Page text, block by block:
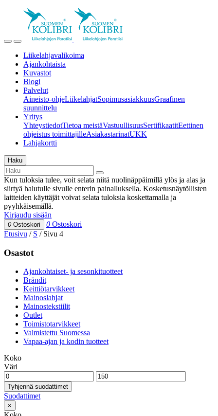
Liikelahjavalikoima
Ajankohtaista
Kuvastot
Blogi
Palvelut
Aineisto-ohjeLiikelahjatSopimusasiakkuusGraafinen
suunnittelu
Yritys
YhteystiedotTietoa meistäVastuullisuusSertifikaatitEettinen
ohjeistus toimittajilleAsiakastarinatUKK
Lahjakortti
Haku
Kun tuloksia tulee, voit selata niitä nuolinäppäimillä ylös ja alas ja
siirtyä halutulle sivulle enterin painalluksella. Kosketusnäytöllisten
laitteiden käyttäjät voivat selata tuloksia koskettamalla ja
pyyhkäisemällä.
Kirjaudu sisään
0 Ostoskori 0 Ostoskori
Etusivu / S / Sivu 4
Osastot
Ajankohtaiset- ja sesonkituotteet
Brändit
Keittiötarvikkeet
Mainoslahjat
Mainostekstiilit
Outlet
Toimistotarvikkeet
Valmistettu Suomessa
Vapaa-ajan ja kodin tuotteet
Koko
Väri
Tyhjennä suodattimet
Suodattimet
×